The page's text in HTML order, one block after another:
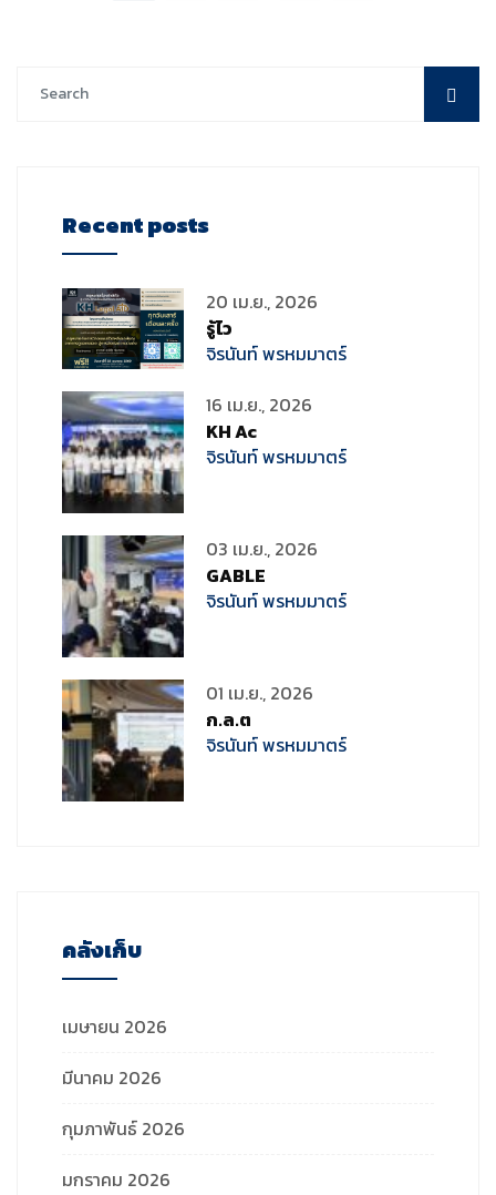
Recent posts
20 เม.ย., 2026
รู้ไว
จิรนันท์ พรหมมาตร์
16 เม.ย., 2026
KH Ac
จิรนันท์ พรหมมาตร์
03 เม.ย., 2026
GABLE
จิรนันท์ พรหมมาตร์
01 เม.ย., 2026
ก.ล.ต
จิรนันท์ พรหมมาตร์
คลังเก็บ
เมษายน 2026
มีนาคม 2026
กุมภาพันธ์ 2026
มกราคม 2026